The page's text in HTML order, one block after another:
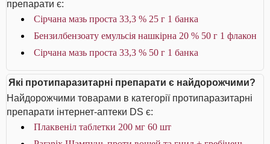
препарати є:
Сірчана мазь проста 33,3 % 25 г 1 банка
Бензилбензоату емульсія нашкірна 20 % 50 г 1 флакон
Сірчана мазь проста 33,3 % 50 г 1 банка
Які протипаразитарні препарати є найдорожчими?
Найдорожчими товарами в категорії протипаразитарні
препарати інтернет-аптеки DS є:
Плаквеніл таблетки 200 мг 60 шт